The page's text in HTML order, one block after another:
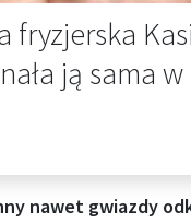
fryzjerska Kasi
ją sama
nawet gwiazdy